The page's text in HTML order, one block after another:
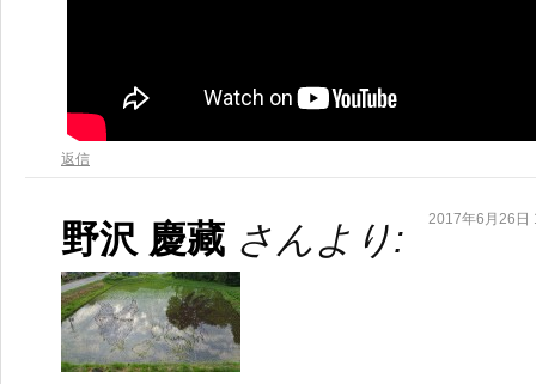
返信
野沢 慶藏 さんより: 2017年6月26日